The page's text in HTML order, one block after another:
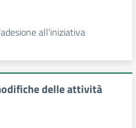
all'iniziativa
delle attività